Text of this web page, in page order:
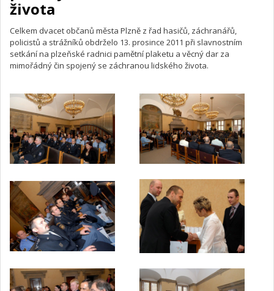
života
Celkem dvacet občanů města Plzně z řad hasičů, záchranářů,
policistů a strážníků obdrželo 13. prosince 2011 při slavnostním
setkání na plzeňské radnici pamětní plaketu a věcný dar za
mimořádný čin spojený se záchranou lidského života.